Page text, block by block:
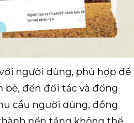
người dùng, phù hợp để
đến đối tác và đồng
cầu người dùng, đồng